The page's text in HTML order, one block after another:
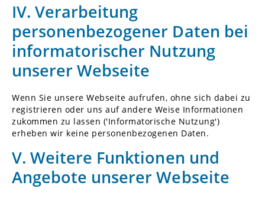
IV. Verarbeitung
personenbezogener Daten bei
informatorischer Nutzung
unserer Webseite
Wenn Sie unsere Webseite aufrufen, ohne sich dabei zu
registrieren oder uns auf andere Weise Informationen
zukommen zu lassen ('Informatorische Nutzung')
erheben wir keine personenbezogenen Daten.
V. Weitere Funktionen und
Angebote unserer Webseite